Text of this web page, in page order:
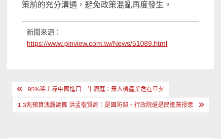
策前的充分溝通，避免政策混亂再度發生。
新聞來源：
https://www.pinview.com.tw/News/51089.html
文
章
95%稀土靠中國進口 牛煦庭：無人機產業危在旦夕
1.3兆預算洩露謎團 洪孟楷質詢：是國防部、行政院還是民進黨授意